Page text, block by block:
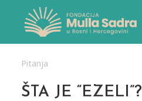
Pitanja
ŠTA JE “EZELI”?